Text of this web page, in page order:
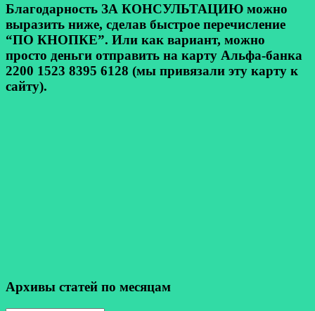
Благодарность ЗА КОНСУЛЬТАЦИЮ можно
выразить ниже, сделав быстрое перечисление
“ПО КНОПКЕ”. Или как вариант, можно
просто деньги отправить на карту Альфа-банка
2200 1523 8395 6128 (мы привязали эту карту к
сайту).
Архивы статей по месяцам